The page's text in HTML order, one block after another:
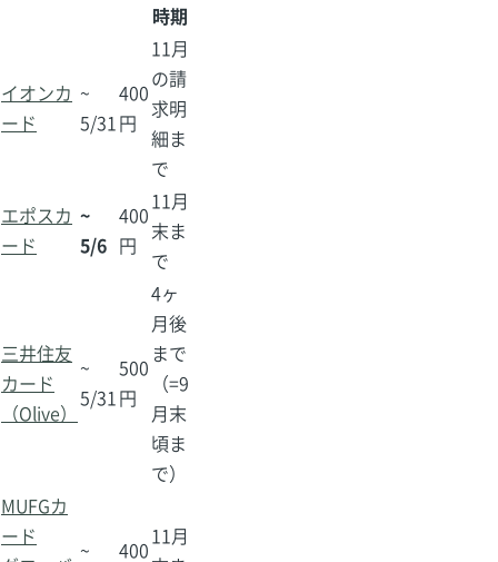
時期
イオンカ
ード
~
5/31
400
円
11月
の請
求明
細ま
で
エポスカ
ード
~
5/6
400
円
11月
末ま
で
三井住友
カード
（Olive）
~
5/31
500
円
4ヶ
月後
まで
（=9
月末
頃ま
で）
MUFGカ
ード
~
400
11月